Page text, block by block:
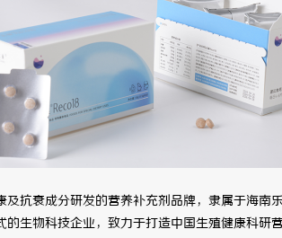
及抗衰成分研发的营养补充剂品牌，隶属于海南
生物科技企业，致力于打造中国生殖健康科研